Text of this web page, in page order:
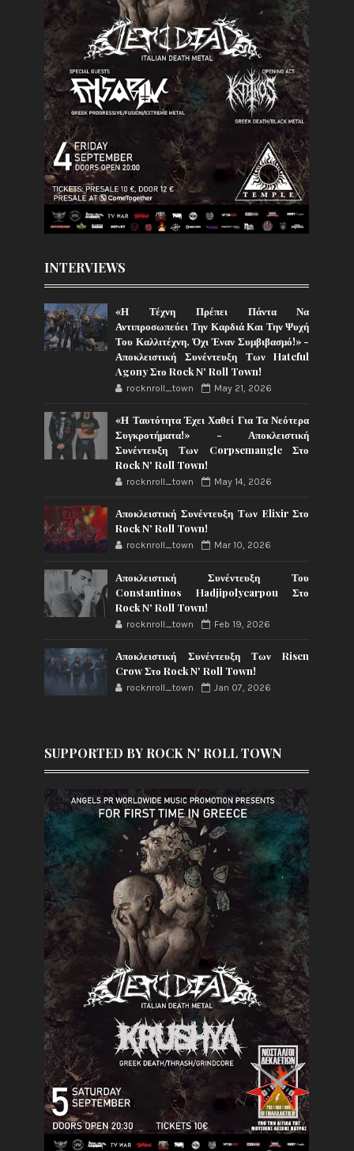
INTERVIEWS
«Η Τέχνη Πρέπει Πάντα Να
Αντιπροσωπεύει Την Καρδιά Και Την Ψυχή
Του Καλλιτέχνη, Όχι Έναν Συμβιβασμό!» -
Αποκλειστική Συνέντευξη Των Hateful
Agony Στο Rock N' Roll Town!
rocknroll_town May 21, 2026
«Η Ταυτότητα Έχει Χαθεί Για Τα Νεότερα
Συγκροτήματα!» - Αποκλειστική
Συνέντευξη Των Corpsemangle Στο
Rock N' Roll Town!
rocknroll_town May 14, 2026
Αποκλειστική Συνέντευξη Των Elixir Στο
Rock N' Roll Town!
rocknroll_town Mar 10, 2026
Αποκλειστική Συνέντευξη Του
Constantinos Hadjipolycarpou Στο
Rock N' Roll Town!
rocknroll_town Feb 19, 2026
Αποκλειστική Συνέντευξη Των Risen
Crow Στο Rock N' Roll Town!
rocknroll_town Jan 07, 2026
SUPPORTED BY ROCK N' ROLL TOWN